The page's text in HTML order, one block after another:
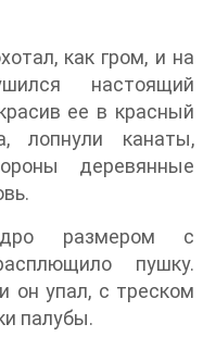
как гром, и на
настоящий
ее в красный
лопнули канаты,
деревянные
размером с
пушку.
он упал, с треском
палубы.